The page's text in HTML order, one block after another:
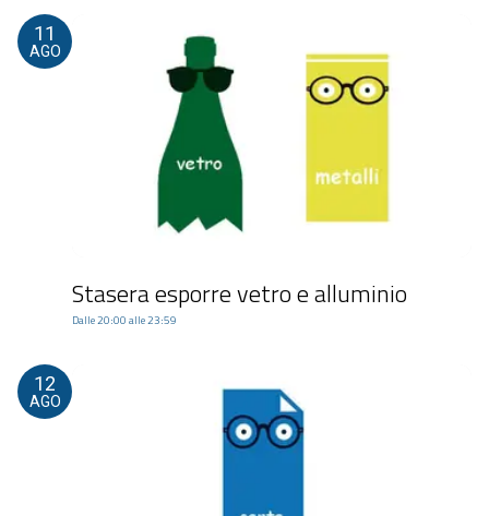
11
AGO
Stasera esporre vetro e alluminio
Dalle 20:00 alle 23:59
12
AGO